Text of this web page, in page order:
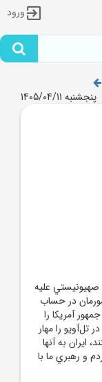
ورود
پنجشنبه 1405/04/11
عليه
در حساب
آمريکا را
را مهار
ايران به آنها
و رهبري ما با